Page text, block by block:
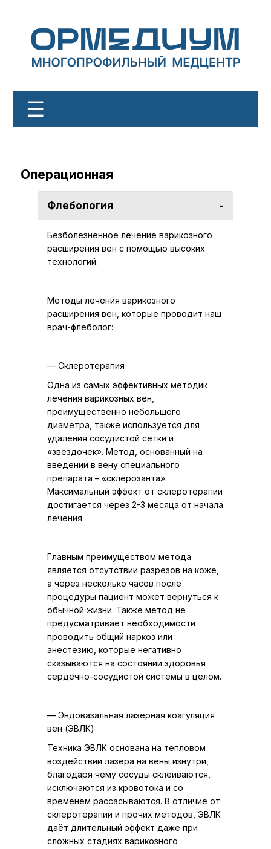
☰
ОМС
ДМС
Услуги
Прайс-лист
Пациентам
Контакты
Операционная
Флебология
Безболезненное лечение варикозного
расширения вен с помощью высоких
технологий.
Методы лечения варикозного
расширения вен, которые проводит наш
врач-флеболог:
— Склеротерапия
Одна из самых эффективных методик
лечения варикозных вен,
преимущественно небольшого
диаметра, также используется для
удаления сосудистой сетки и
«звездочек». Метод, основанный на
введении в вену специального
препарата – «склерозанта».
Максимальный эффект от склеротерапии
достигается через 2-3 месяца от начала
лечения.
Главным преимуществом метода
является отсутствии разрезов на коже,
а через несколько часов после
процедуры пациент может вернуться к
обычной жизни. Также метод не
предусматривает необходимости
проводить общий наркоз или
анестезию, которые негативно
сказываются на состоянии здоровья
сердечно-сосудистой системы в целом.
— Эндовазальная лазерная коагуляция
вен (ЭВЛК)
Техника ЭВЛК основана на тепловом
воздействии лазера на вены изнутри,
благодаря чему сосуды склеиваются,
исключаются из кровотока и со
временем рассасываются. В отличие от
склеротерапии и прочих методов, ЭВЛК
даёт длительный эффект даже при
сложных стадиях варикозного